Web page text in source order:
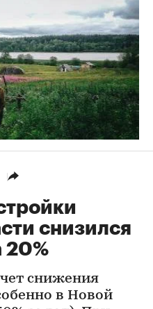
снизился
20%
снижения
в Новой